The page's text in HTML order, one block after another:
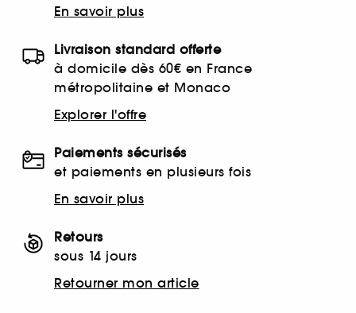
En savoir plus
Livraison standard offerte
à domicile dès 60€ en France
métropolitaine et Monaco
Explorer l'offre
Paiements sécurisés
et paiements en plusieurs fois
En savoir plus
Retours
sous 14 jours
Retourner mon article